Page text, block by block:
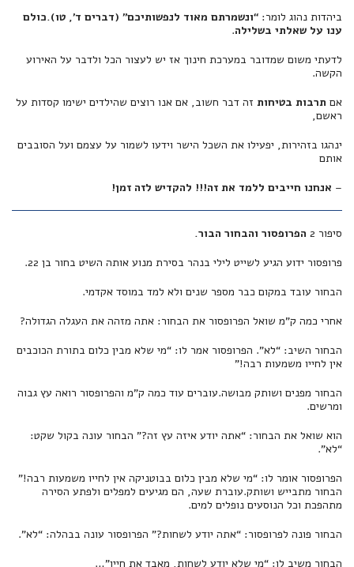
ביהדות נהוג לומר: “ונשמרתם מאוד לנפשותיכם” (דברים ד’, טו).כולם
ענו על שאלתי בשלילה.
לדעתי משום שמדובר במערכת חינוך אז יש לעצור הכל ולדבר על האירוע
הקשה.
אם תרבות בטיחות זה דבר חשוב, אם אנו רוצים שהילדים ישימו קסדות על
ראשם,
ינהגו בזהירות, יפעילו את השכל הישר וידעו לשמור על עצמם ועל הסובבים
אותם
– אנחנו חייבים ללמד את זה!!! להקדיש לזה זמן!
סיפור 2
הפרופסור והבחור הבור.
פרופסור ידוע הגיע לשייט לילי בנהר בסירת מנוע אותה השיט בחור בן 22.
הבחור עובד במקום כבר מספר שנים ולא למד במוסד אקדמי.
אחרי כמה ק”מ שואל הפרופסור את הבחור: אתה מזהה את העגלה הגדולה?
הבחור השיב: “לא”. הפרופסור אמר לו: “מי שלא מבין כלום בתורת הכוכבים
אין לחייו משמעות רבה!”
הבחור מפנים ושותק מבושה.עוברים עוד כמה ק”מ והפרופסור רואה עץ גבוה
ומרשים.
הוא שואל את הבחור: “אתה יודע איזה עץ זה?” הבחור עונה בקול שקט:
“לא”.
הפרופסור אומר לו: “מי שלא מבין כלום בבוטניקה אין לחייו משמעות רבה!”
הבחור מתבייש ושותק.עוברת שעה, הם מגיעים למפלים ולפתע הסירה
מתהפכת וכל הנוסעים נופלים למים.
הבחור פונה לפרופסור: “אתה יודע לשחות?” הפרופסור עונה בבהלה: “לא”.
הבחור משיב לו: “מי שלא יודע לשחות, מאבד את חייו”…